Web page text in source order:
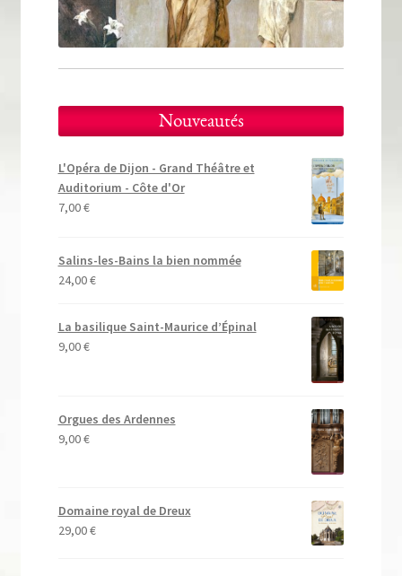
Tous nos livres
La qualité Lieux Dits
Qui sommes-nous ?
Les éditions Lieux Dits
Nouveautés
L'Opéra de Dijon - Grand Théâtre et
Auditorium - Côte d'Or
7,00€
Salins-les-Bains la bien nommée
24,00€
La basilique Saint-Maurice d’Épinal
9,00€
Orgues des Ardennes
9,00€
Domaine royal de Dreux
29,00€